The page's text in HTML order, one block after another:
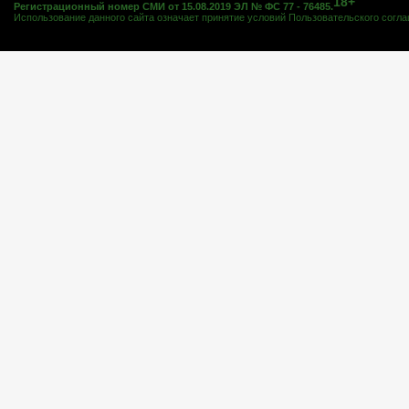
Регистрационный номер СМИ от 15.08.2019 ЭЛ № ФС 77 - 76485.
Использование данного сайта означает принятие условий Пользовательского